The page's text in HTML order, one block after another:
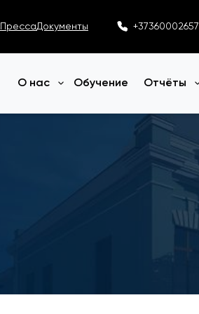
ПрессаДокументы +37360002657
О нас
Открыть меню
Обучение Отчёты